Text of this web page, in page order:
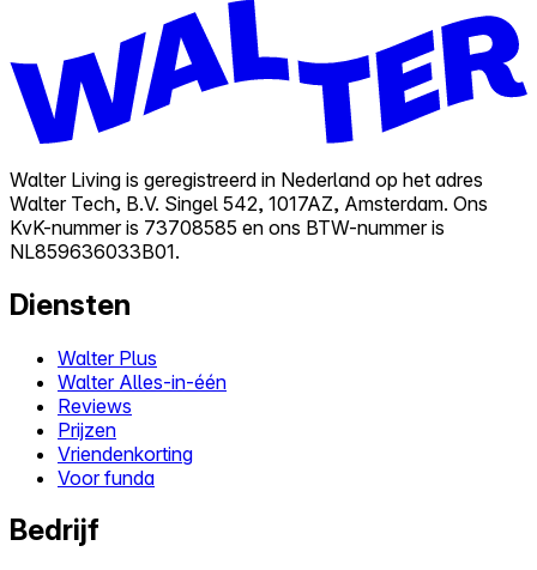
Walter Living is geregistreerd in Nederland op het adres
Walter Tech, B.V. Singel 542, 1017AZ, Amsterdam. Ons
KvK-nummer is 73708585 en ons BTW-nummer is
NL859636033B01.
Diensten
Walter Plus
Walter Alles-in-één
Reviews
Prijzen
Vriendenkorting
Voor funda
Bedrijf